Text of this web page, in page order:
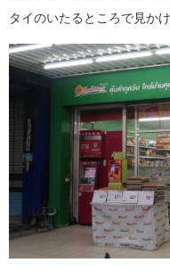
タイのいたるところで見か